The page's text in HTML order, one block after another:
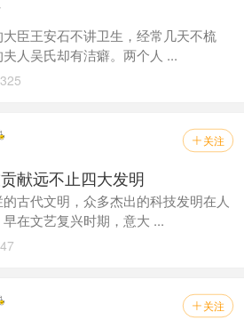
臣王安石不讲卫生，经常几天不梳
人吴氏却有洁癖。两个人 ...
 关注
献远不止四大发明
代文明，众多杰出的科技发明在人
在文艺复兴时期，意大 ...
 关注